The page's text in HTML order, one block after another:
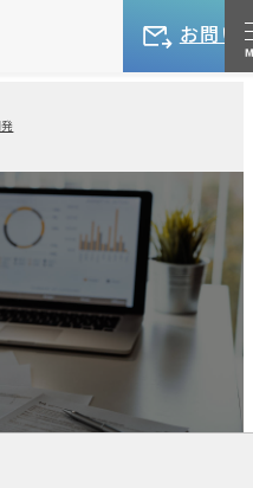
お問い